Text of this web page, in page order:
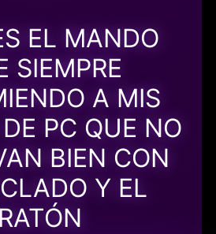
EL MANDO
SIEMPRE
A MIS
PC QUE NO
BIEN CON
Y EL
RATÓN